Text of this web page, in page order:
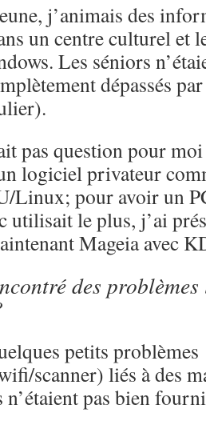
j’animais des
un centre culturel et
Les séniors
dépassés
pas question pour
logiciel privateur
Linux; pour avoir un
utilisait le plus, j’ai
Mageia avec
des
petits problèmes
scanner) liés à des
n’étaient pas bien